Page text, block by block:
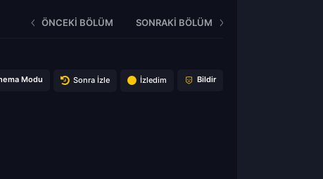
ÖNCEKI BÖLÜM SONRAKI BÖLÜM
Modu Sonra İzle İzledim Bildir